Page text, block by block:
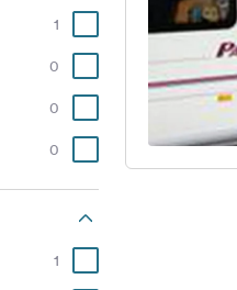
1
0
0
0
1